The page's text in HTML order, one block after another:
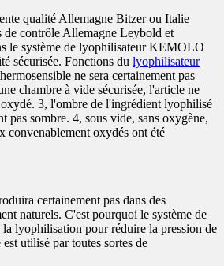
qualité Allemagne Bitzer ou Italie
de contrôle Allemagne Leybold et
le système de lyophilisateur KEMOLO
sécurisée. Fonctions du lyophilisateur
ne sera certainement pas
chambre à vide sécurisée, l'article ne
oxydé. 3, l'ombre de l'ingrédient lyophilisé
pas sombre. 4, sous vide, sans oxygène,
convenablement oxydés ont été
certainement pas dans des
naturels. C'est pourquoi le système de
lyophilisation pour réduire la pression de
utilisé par toutes sortes de